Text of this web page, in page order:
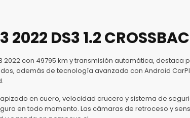
2022 DS3 1.2
2022 con 49795 km y transmisión automática,
además de tecnología avanzada con Android
en cuero, velocidad crucero y sistema de
en todo momento. Las cámaras de retroceso y